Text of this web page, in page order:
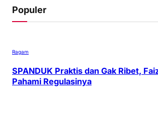
Populer
Ragam
SPANDUK Praktis dan Gak Ribet,
Pahami Regulasinya